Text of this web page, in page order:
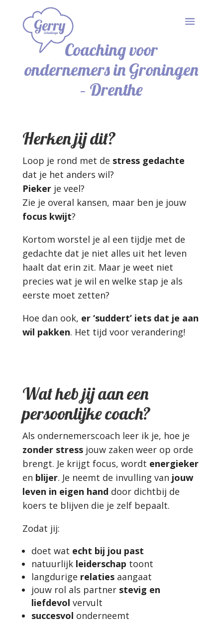
Coaching voor
ondernemers in Groningen
– Drenthe
Herken jij dit?
Loop je rond met de stress gedachte
dat je het anders wil?
Piekerje veel?
Zie je overal kansen, maar ben je jouw
focus kwijt?
Kortom worstel je al een tijdje met de
gedachte dat je niet alles uit het leven
haalt dat erin zit. Maar je weet niet
precies wat je wil en welke stap je als
eerste moet zetten?
Hoe dan ook, er ‘suddert’ iets dat je aan
wil pakken. Het tijd voor verandering!
Wat heb jij aan een
persoonlijke coach?
Als ondernemerscoach leer ik je, hoe je
zonder stressjouw zaken weer op orde
brengt. Je krijgt focus, wordt energieker
en blijer. Je neemt de invulling van jouw
leven in eigen hand door dichtbij de
koers te blijven die je zelf bepaalt.
Zodat jij:
doet wat echt bij jou past
natuurlijk leiderschap toont
langdurige relatiesaangaat
jouw rol als partner stevig en
liefdevol vervult
succesvol onderneemt